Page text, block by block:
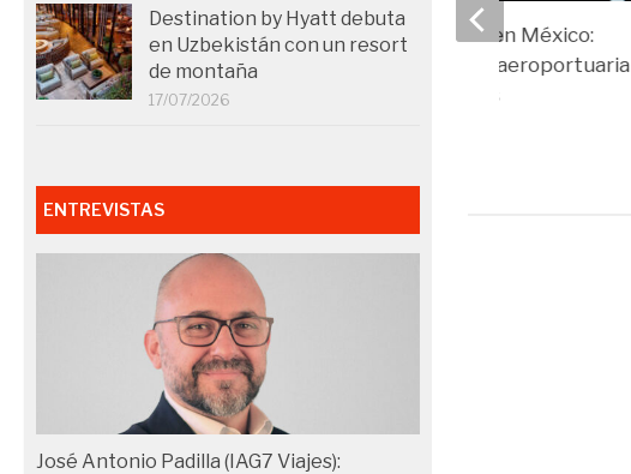
Riesgo operativo en México:
bloqueos, tensión aeroportuaria
y revisión de viajes
Destination by Hyatt debuta
en Uzbekistán con un resort
de montaña
17/07/2026
ENTREVISTAS
José Antonio Padilla (IAG7 Viajes):